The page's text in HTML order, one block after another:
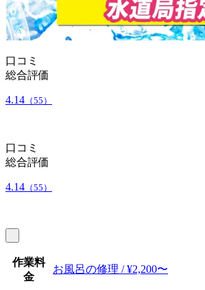
口コミ
総合評価
4.14 （55）
口コミ
総合評価
4.14 （55）
作業料
金
お風呂の修理 / ¥2,200〜